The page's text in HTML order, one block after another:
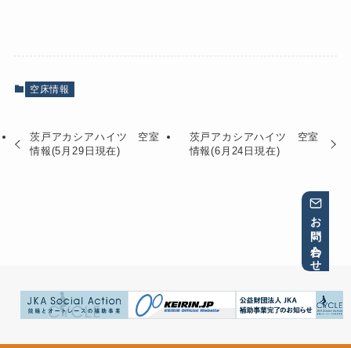
空床情報
茨戸アカシアハイツ 空室
情報(5月29日現在)
茨戸アカシアハイツ 空室
情報(6月24日現在)
お問い合わせ